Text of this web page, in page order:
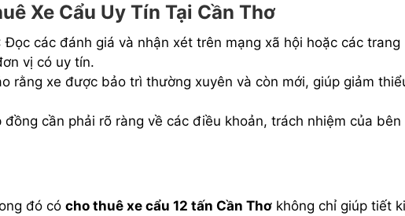
Xe Cẩu Uy Tín Tại Cần Thơ
Đọc các đánh giá và nhận xét trên mạng xã hội hoặc các trang
vị có uy tín.
rằng xe được bảo trì thường xuyên và còn mới, giúp giảm
đồng cần phải rõ ràng về các điều khoản, trách nhiệm của bên
đó có cho thuê xe cẩu 12 tấn Cần Thơ không chỉ giúp tiết